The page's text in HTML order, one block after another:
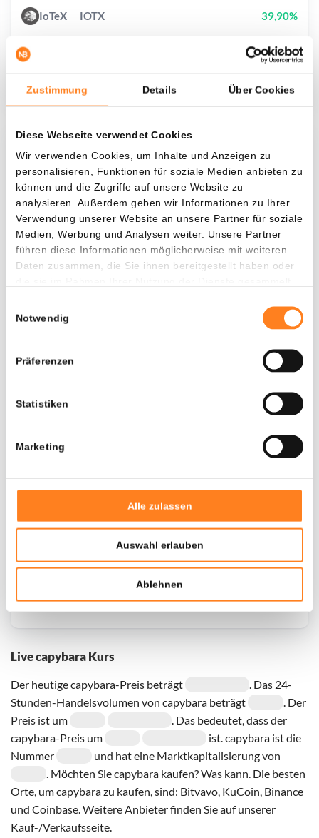
Zustimmung Details Über Cookies
Diese Webseite verwendet Cookies
Wir verwenden Cookies, um Inhalte und Anzeigen zu
personalisieren, Funktionen für soziale Medien anbieten zu
können und die Zugriffe auf unsere Website zu
analysieren. Außerdem geben wir Informationen zu Ihrer
Verwendung unserer Website an unsere Partner für soziale
Medien, Werbung und Analysen weiter. Unsere Partner
führen diese Informationen möglicherweise mit weiteren
Daten zusammen, die Sie ihnen bereitgestellt haben oder
Notwendig
Präferenzen
Statistiken
Marketing
Alle zulassen
Auswahl erlauben
Ablehnen
Live capybara Kurs
Der heutige capybara-Preis beträgt
. Das 24-
Stunden-Handelsvolumen von capybara beträgt
. Der
Preis ist um
. Das bedeutet, dass der
capybara-Preis um
ist. capybara ist die
Nummer
und hat eine Marktkapitalisierung von
. Möchten Sie capybara kaufen? Was kann. Die besten
Orte, um capybara zu kaufen, sind: Bitvavo, KuCoin, Binance
und Coinbase. Weitere Anbieter finden Sie auf unserer
Kauf-/Verkaufsseite.
Was, wenn ich...?
Zie hoeveel waarde je vandaag zou hebben als
je dollar-cost averaging had toegepast op
verschillende cryptocurrencies.
Hätte investiert In
$
Door een fout konden er geen gegevens worden
opgehaald, probeer het later opnieuw.
IoTeX IOTX 39,90%
2,10%